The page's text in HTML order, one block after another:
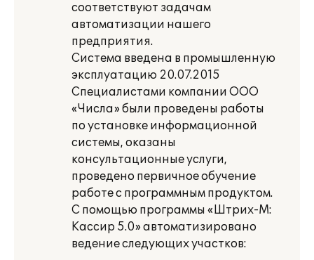
соответствуют задачам
автоматизации нашего
предприятия.
Система введена в промышленную
эксплуатацию 20.07.2015
Специалистами компании ООО
«Числа» были проведены работы
по установке информационной
системы, оказаны
консультационные услуги,
проведено первичное обучение
работе с программным продуктом.
С помощью программы «Штрих-М:
Кассир 5.0» автоматизировано
ведение следующих участков: